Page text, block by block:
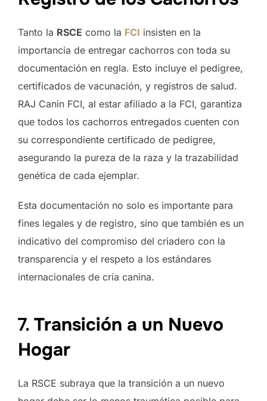
Tanto la RSCE como la FCI insisten en la
importancia de entregar cachorros con toda su
documentación en regla. Esto incluye el pedigree,
certificados de vacunación, y registros de salud.
RAJ Canin FCI, al estar afiliado a la FCI, garantiza
que todos los cachorros entregados cuenten con
su correspondiente certificado de pedigree,
asegurando la pureza de la raza y la trazabilidad
genética de cada ejemplar.
Esta documentación no solo es importante para
fines legales y de registro, sino que también es un
indicativo del compromiso del criadero con la
transparencia y el respeto a los estándares
internacionales de cría canina.
7. Transición a un Nuevo
Hogar
La RSCE subraya que la transición a un nuevo